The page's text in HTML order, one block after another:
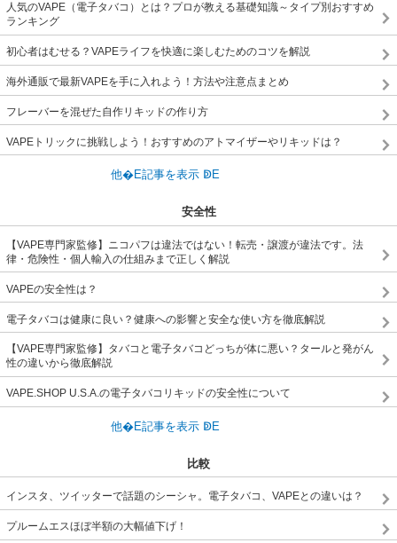
人気のVAPE（電子タバコ）とは？プロが教える基礎知識～タイプ別おすすめ
ランキング
初心者はむせる？VAPEライフを快適に楽しむためのコツを解説
海外通販で最新VAPEを手に入れよう！方法や注意点まとめ
フレーバーを混ぜた自作リキッドの作り方
VAPEトリックに挑戦しよう！おすすめのアトマイザーやリキッドは？
安全性
【VAPE専門家監修】ニコパフは違法ではない！転売・譲渡が違法です。法
律・危険性・個人輸入の仕組みまで正しく解説
VAPEの安全性は？
電子タバコは健康に良い？健康への影響と安全な使い方を徹底解説
【VAPE専門家監修】タバコと電子タバコどっちが体に悪い？タールと発がん
性の違いから徹底解説
VAPE.SHOP U.S.A.の電子タバコリキッドの安全性について
比較
インスタ、ツイッターで話題のシーシャ。電子タバコ、VAPEとの違いは？
プルームエスほぼ半額の大幅値下げ！